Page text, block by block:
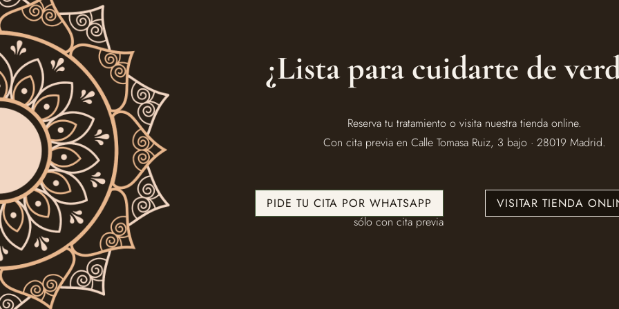
¿Lista para cuidarte de
Reserva tu tratamiento o visita nuestra tienda online.
Con cita previa en Calle Tomasa Ruiz, 3 bajo · 28019 Madrid.
PIDE TU CITA POR WHATSAPP
sólo con cita previa
VISITAR TIENDA